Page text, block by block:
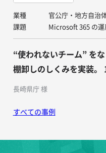
業種
官公庁・地方自治
課題
Microsoft 365 の
“使われないチーム” を
棚卸しのしくみを実装
のメンバー入れ替え作業
長崎県庁 様
すべての事例